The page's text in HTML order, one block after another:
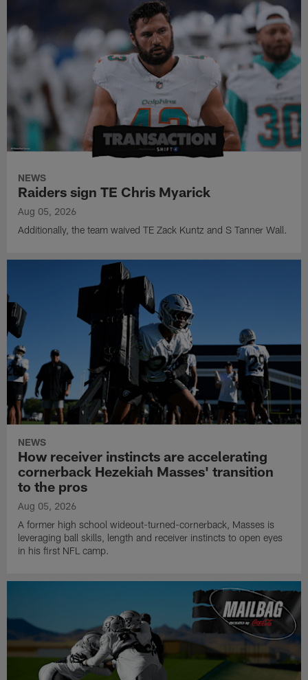
NEWS
Raiders sign TE Chris Myarick
Aug 05, 2026
Additionally, the team waived TE Zack Kuntz and S Tanner Wall.
NEWS
How receiver instincts are accelerating
cornerback Hezekiah Masses' transition
to the pros
Aug 05, 2026
A former high school wideout-turned-cornerback, Masses is
leveraging ball skills, length and receiver instincts to open eyes
in his first NFL camp.